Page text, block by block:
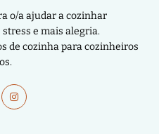
o/a ajudar a cozinhar
e mais alegria.
de cozinha para cozinheiros